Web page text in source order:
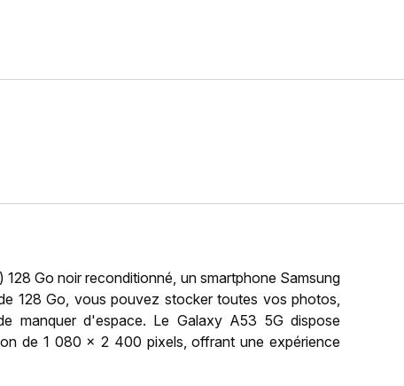
Go noir reconditionné, un smartphone Samsung
128 Go, vous pouvez stocker toutes vos photos,
manquer d'espace. Le Galaxy A53 5G dispose
de 1 080 x 2 400 pixels, offrant une expérience